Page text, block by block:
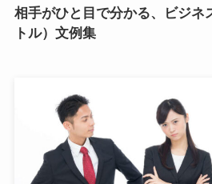
相手がひと目で分かる、ビジネ
トル）文例集